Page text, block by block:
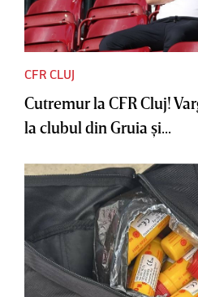
CFR CLUJ
Cutremur la CFR Cluj!
la clubul din Gruia şi...